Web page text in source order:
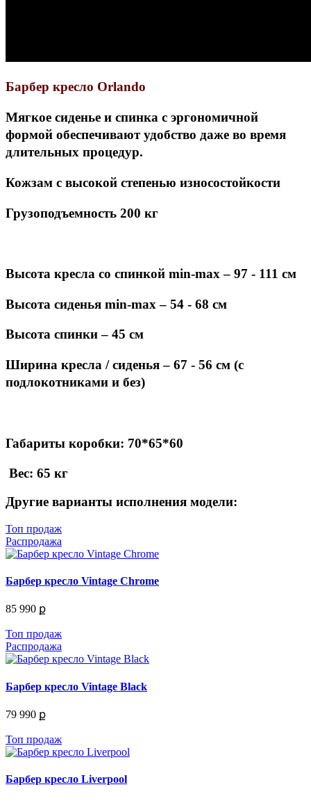
Барбер кресло Orlando
Мягкое сиденье и спинка с эргономичной
формой обеспечивают удобство даже во время
длительных процедур.
Кожзам с высокой степенью износостойкости
Грузоподъемность 200 кг
Высота кресла со спинкой min-max – 97 - 111 см
Высота сиденья min-max – 54 - 68 см
Высота спинки – 45 см
Ширина кресла / сиденья – 67 - 56 см (с
подлокотниками и без)
Габариты коробки: 70*65*60
Вес: 65 кг
Другие варианты исполнения модели:
Топ продаж
Распродажа
Барбер кресло Vintage Chrome
85 990 ք
Топ продаж
Распродажа
Барбер кресло Vintage Black
79 990 ք
Топ продаж
Барбер кресло Liverpool